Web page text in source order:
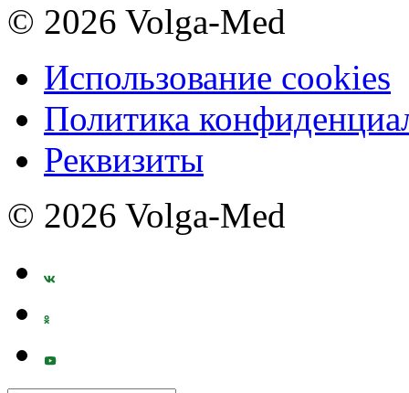
© 2026 Volga-Med
Использование cookies
Политика
Реквизиты
© 2026 Volga-Med